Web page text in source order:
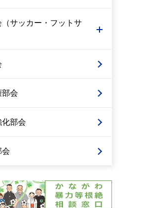
サッカー・フットサ
部会
化部会
会